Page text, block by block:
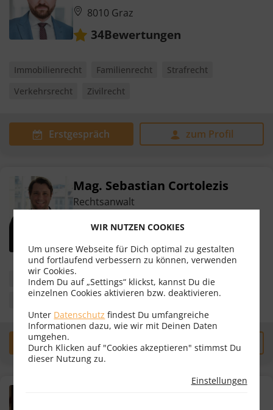
8010 Graz
34Bewertungen
Immobilienrecht Familienrecht
Strafrecht
Verkehrsrecht
Zivilrecht
Erstgespräch zum Profil
Mag. Sebastian Cortolezis
Rechtsanwalt
8010 Graz
Immobilienrecht Bauträgerrecht
Mietrecht
Vertragsrecht
Erstgespräch zum Profil
WIR NUTZEN COOKIES
Um unsere Webseite für Dich optimal zu gestalten
und fortlaufend verbessern zu können, verwenden
wir Cookies.
Indem Du auf „Settings“ klickst, kannst Du die
einzelnen Cookies aktivieren bzw. deaktivieren.
Unter Datenschutz findest Du umfangreiche
Informationen dazu, wie wir mit Deinen Daten
umgehen.
Durch Klicken auf "Cookies akzeptieren" stimmst Du
dieser Nutzung zu.
Einstellungen